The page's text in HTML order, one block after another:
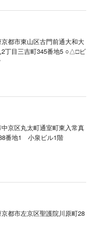
都市東山区古門前通大和大
2丁目三吉町345番地5 ○△□ビ
京区丸太町通室町東入常真
番地1 小泉ビル1階
都市左京区聖護院川原町28